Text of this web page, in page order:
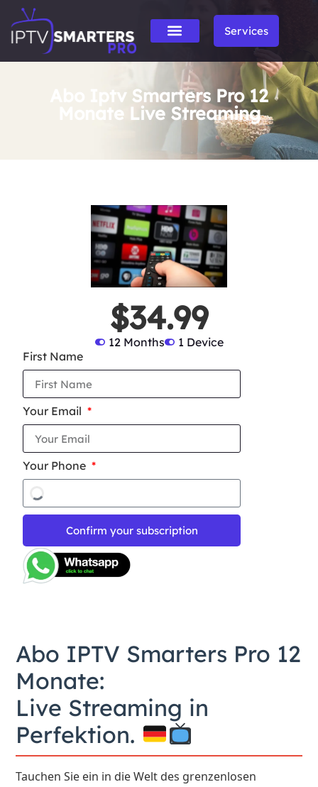
Services
Abo Iptv Smarters Pro 12
Monate Live Streaming
$34.99
12 Months
1 Device
First Name
Your Email
Your Phone
Confirm your subscription
Abo IPTV Smarters Pro 12
Monate:
Live Streaming in
Perfektion.
Tauchen Sie ein in die Welt des grenzenlosen